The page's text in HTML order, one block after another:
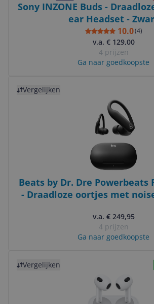
Sony INZONE Buds -
ear Headset -
10.0(4)
v.a. € 129,00
4 prijzen
Ga naar goedkoopste
Vergelijken
Beats by Dr. Dre Powerbeats
- Draadloze oortjes met
v.a. € 249,95
4 prijzen
Ga naar goedkoopste
Vergelijken